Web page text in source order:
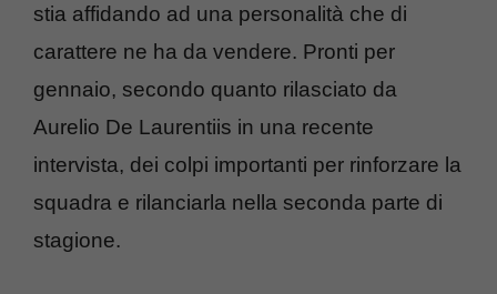
stia affidando ad una personalità che di
carattere ne ha da vendere. Pronti per
gennaio, secondo quanto rilasciato da
Aurelio De Laurentiis in una recente
intervista, dei colpi importanti per rinforzare la
squadra e rilanciarla nella seconda parte di
stagione.